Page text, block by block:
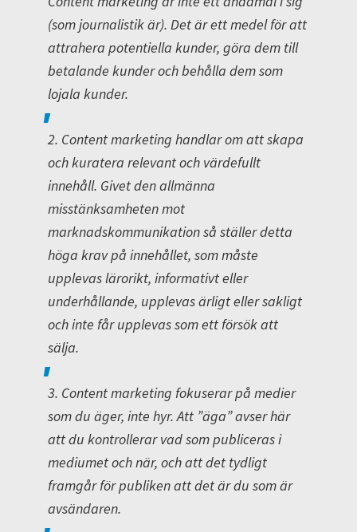
(som journalistik är). Det är ett medel för att
attrahera potentiella kunder, göra dem till
betalande kunder och behålla dem som
lojala kunder.
2. Content marketing handlar om att skapa
och kuratera relevant och värdefullt
innehåll. Givet den allmänna
misstänksamheten mot
marknadskommunikation så ställer detta
höga krav på innehållet, som måste
upplevas lärorikt, informativt eller
underhållande, upplevas ärligt eller sakligt
och inte får upplevas som ett försök att
sälja.
3. Content marketing fokuserar på medier
som du äger, inte hyr. Att ”äga” avser här
att du kontrollerar vad som publiceras i
mediumet och när, och att det tydligt
framgår för publiken att det är du som är
avsändaren.